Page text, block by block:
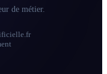
de métier.